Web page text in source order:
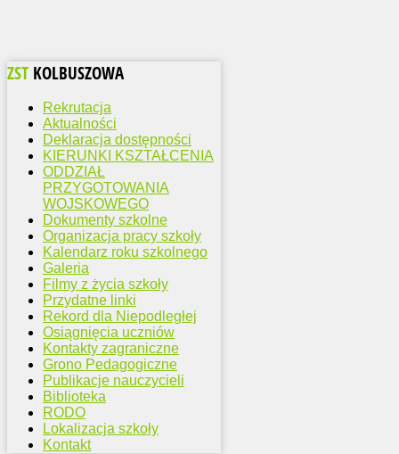
ZST KOLBUSZOWA
Rekrutacja
Aktualności
Deklaracja dostępności
KIERUNKI KSZTAŁCENIA
ODDZIAŁ
PRZYGOTOWANIA
WOJSKOWEGO
Dokumenty szkolne
Organizacja pracy szkoły
Kalendarz roku szkolnego
Galeria
Filmy z życia szkoły
Przydatne linki
Rekord dla Niepodległej
Osiągnięcia uczniów
Kontakty zagraniczne
Grono Pedagogiczne
Publikacje nauczycieli
Biblioteka
RODO
Lokalizacja szkoły
Kontakt